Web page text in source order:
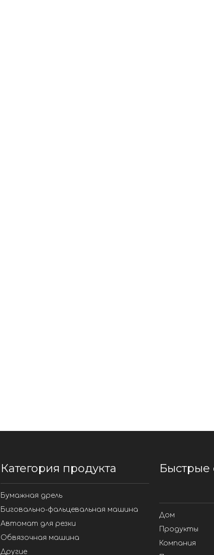
Категория продукта
Бумажная дрель
Биговально-фальцевальная машина
Автомат для резки
Обвязочная машина
Другие
Быстрые
Дом
Продукты
Компания